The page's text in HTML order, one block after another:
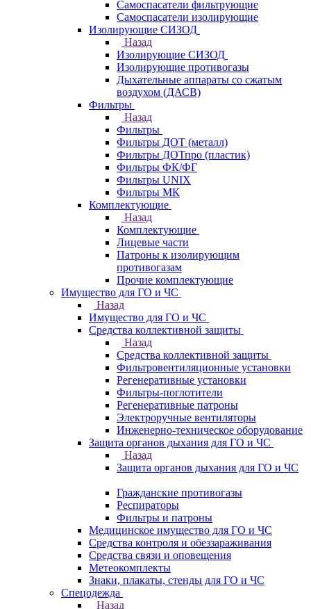
Самоспасатели фильтрующие
Самоспасатели изолирующие
Изолирующие СИЗОД
Назад
Изолирующие СИЗОД
Изолирующие противогазы
Дыхательные аппараты со сжатым
воздухом (ДАСВ)
Фильтры
Назад
Фильтры
Фильтры ДОТ (металл)
Фильтры ДОТпро (пластик)
Фильтры ФК/ФГ
Фильтры UNIX
Фильтры МК
Комплектующие
Назад
Комплектующие
Лицевые части
Патроны к изолирующим
противогазам
Прочие комплектующие
Имущество для ГО и ЧС
Назад
Имущество для ГО и ЧС
Средства коллективной защиты
Назад
Средства коллективной защиты
Фильтровентиляционные установки
Регенеративные установки
Фильтры-поглотители
Регенеративные патроны
Электроручные вентиляторы
Инженерно-техническое оборудование
Защита органов дыхания для ГО и ЧС
Назад
Защита органов дыхания для ГО и ЧС
Гражданские противогазы
Респираторы
Фильтры и патроны
Медицинское имущество для ГО и ЧС
Средства контроля и обеззараживания
Средства связи и оповещения
Метеокомплекты
Знаки, плакаты, стенды для ГО и ЧС
Спецодежда
Назад